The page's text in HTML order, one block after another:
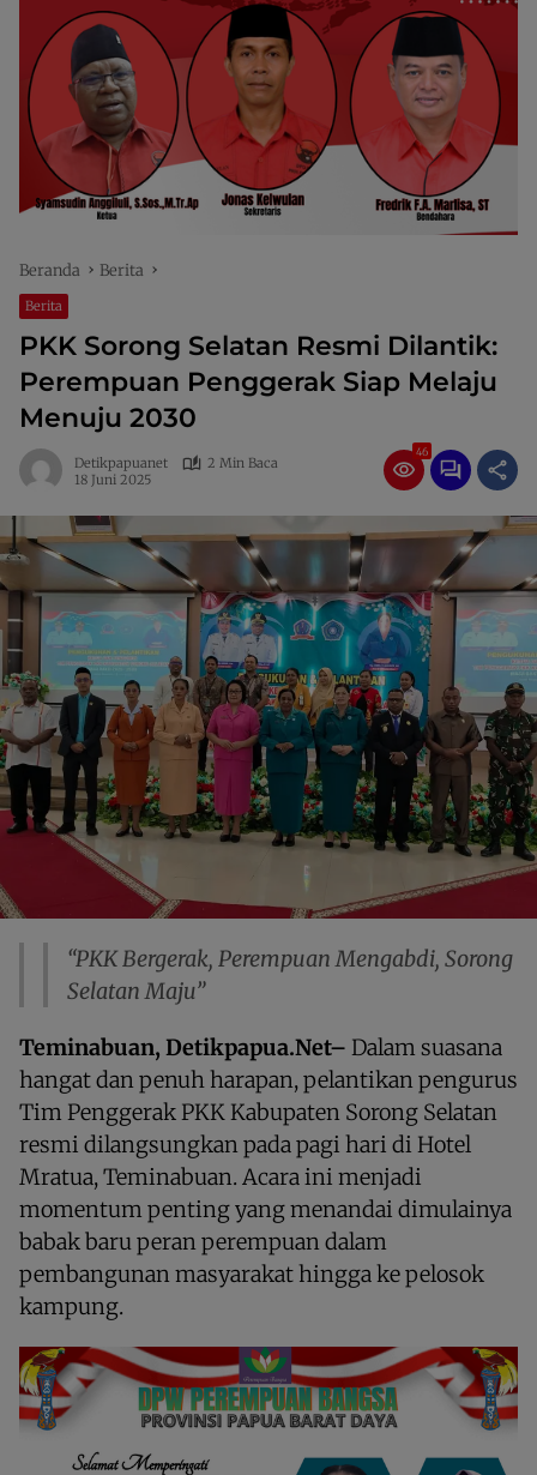
Beranda Berita
Berita
PKK Sorong Selatan Resmi Dilantik:
Perempuan Penggerak Siap Melaju
Menuju 2030
Detikpapuanet
2 Min Baca
18 Juni 2025
46
“PKK Bergerak, Perempuan Mengabdi, Sorong
Selatan Maju”
Teminabuan, Detikpapua.Net– Dalam suasana
hangat dan penuh harapan, pelantikan pengurus
Tim Penggerak PKK Kabupaten Sorong Selatan
resmi dilangsungkan pada pagi hari di Hotel
Mratua, Teminabuan. Acara ini menjadi
momentum penting yang menandai dimulainya
babak baru peran perempuan dalam
pembangunan masyarakat hingga ke pelosok
kampung.